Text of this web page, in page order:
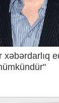
xəbərdarlıq